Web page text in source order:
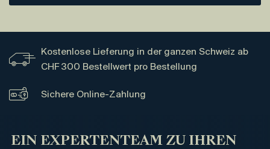
Kostenlose Lieferung in der ganzen Schweiz ab
CHF 300 Bestellwert pro Bestellung
Sichere Online-Zahlung
EIN EXPERTENTEAM ZU IHREN